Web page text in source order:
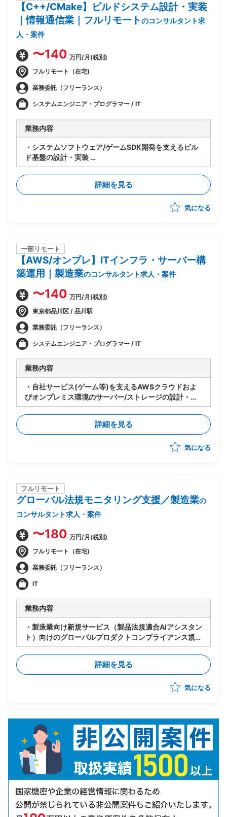
【C++/CMake】ビルドシステム設計・実装
｜情報通信業｜フルリモートのコンサルタント求
人・案件
〜140 万円/月(税別)
フルリモート（在宅)
業務委託（フリーランス）
システムエンジニア・プログラマー / IT
業務内容
・システムソフトウェア/ゲームSDK開発を支えるビル
ド基盤の設計・実装
・社員リーダーの右腕として、自律的に開発・改善を推
進
・ビルドの仕組みそのものの開発・改善（ビルド高速
化：依存関係最適化、分散・並列処理、キャッシュ最適
詳細を見る
気になる
一部リモート
【AWS/オンプレ】ITインフラ・サーバー構
築運用｜製造業のコンサルタント求人・案件
〜140 万円/月(税別)
東京都品川区 / 品川駅
業務委託（フリーランス）
システムエンジニア・プログラマー / IT
業務内容
・自社サービス(ゲーム等)を支えるAWSクラウドおよ
びオンプレミス環境のサーバー/ストレージの設計・構
築・運用を社員エンジニア3名と協働で推進
・新規DC立ち上げに伴うサーバー構築の推進(実作業で
はなく指示・管理を想定)
・既存システムの運用保守(属人化した運用の巻き取
・エンジニア視点に留まらず広く状況を見ながら能動的
に進められる動きを想定
詳細を見る
気になる
フルリモート
グローバル法規モニタリング支援／製造業の
コンサルタント求人・案件
〜180 万円/月(税別)
フルリモート（在宅)
業務委託（フリーランス）
IT
業務内容
・製造業向け新規サービス（製品法規適合AIアシスタン
ト）向けのグローバルプロダクトコンプライアンス規制
モニタリング業務
・各国の情報収集・調査・レポーティング担当として参
・各国官報・規制当局・業界団体の公示情報をモニタリ
報収集
・収集情報の原文・翻訳文、情報ソース（URL）、変更
内容に関する要点サマリーのレポート作成
・PoCフェーズ（2026年6月〜）での情報収集・レポ
ート対応
・本番サービスリリース後（2027年1月〜予定）は週1
回程度の定期的な情報収集・レポーティング
・弊社プロダクト・サービスへのアドバイザリー対応
詳細を見る
気になる